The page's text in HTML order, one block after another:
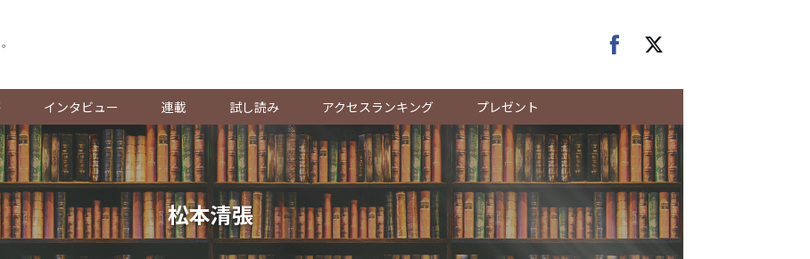
インタビュー 連載 試し読み アクセスランキング プレゼント
松本清張